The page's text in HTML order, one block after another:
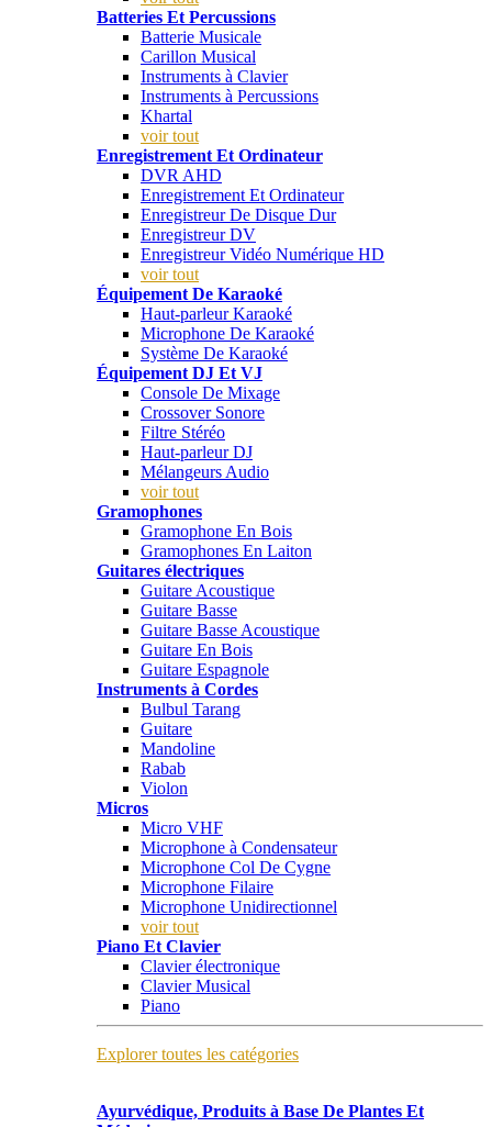
Batteries Et Percussions
Batterie Musicale
Carillon Musical
Instruments à Clavier
Instruments à Percussions
Khartal
voir tout
Enregistrement Et Ordinateur
DVR AHD
Enregistrement Et Ordinateur
Enregistreur De Disque Dur
Enregistreur DV
Enregistreur Vidéo Numérique HD
voir tout
Équipement De Karaoké
Haut-parleur Karaoké
Microphone De Karaoké
Système De Karaoké
Équipement DJ Et VJ
Console De Mixage
Crossover Sonore
Filtre Stéréo
Haut-parleur DJ
Mélangeurs Audio
voir tout
Gramophones
Gramophone En Bois
Gramophones En Laiton
Guitares électriques
Guitare Acoustique
Guitare Basse
Guitare Basse Acoustique
Guitare En Bois
Guitare Espagnole
Instruments à Cordes
Bulbul Tarang
Guitare
Mandoline
Rabab
Violon
Micros
Micro VHF
Microphone à Condensateur
Microphone Col De Cygne
Microphone Filaire
Microphone Unidirectionnel
voir tout
Piano Et Clavier
Clavier électronique
Clavier Musical
Piano
Explorer toutes les catégories
Ayurvédique, Produits à Base De Plantes Et